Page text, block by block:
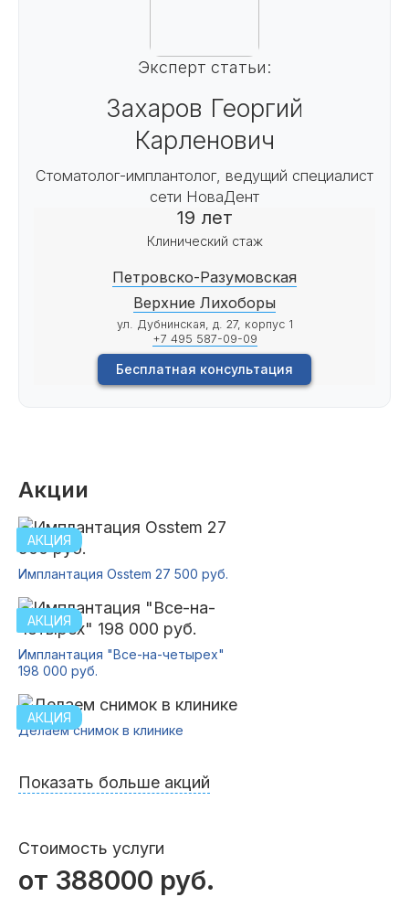
Эксперт статьи:
Захаров Георгий
Карленович
Стоматолог-имплантолог, ведущий специалист
сети НоваДент
19 лет
Клинический стаж
Петровско-Разумовская
Верхние Лихоборы
ул. Дубнинская, д. 27, корпус 1
+7 495 587-09-09
Бесплатная консультация
Акции
Имплантация Osstem 27 500 руб.
Имплантация "Все-на-четырех"
198 000 руб.
Делаем снимок в клинике
Показать больше акций
Стоимость услуги
от 388000 руб.